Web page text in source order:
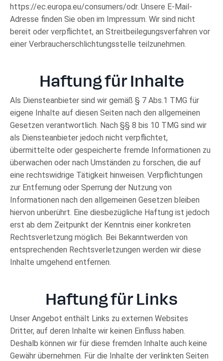
https://ec.europa.eu/consumers/odr. Unsere E-Mail-
Adresse finden Sie oben im Impressum. Wir sind nicht
bereit oder verpflichtet, an Streitbeilegungsverfahren vor
einer Verbraucherschlichtungsstelle teilzunehmen.
Haftung für Inhalte
Als Diensteanbieter sind wir gemäß § 7 Abs.1 TMG für
eigene Inhalte auf diesen Seiten nach den allgemeinen
Gesetzen verantwortlich. Nach §§ 8 bis 10 TMG sind wir
als Diensteanbieter jedoch nicht verpflichtet,
übermittelte oder gespeicherte fremde Informationen zu
überwachen oder nach Umständen zu forschen, die auf
eine rechtswidrige Tätigkeit hinweisen. Verpflichtungen
zur Entfernung oder Sperrung der Nutzung von
Informationen nach den allgemeinen Gesetzen bleiben
hiervon unberührt. Eine diesbezügliche Haftung ist jedoch
erst ab dem Zeitpunkt der Kenntnis einer konkreten
Rechtsverletzung möglich. Bei Bekanntwerden von
entsprechenden Rechtsverletzungen werden wir diese
Inhalte umgehend entfernen.
Haftung für Links
Unser Angebot enthält Links zu externen Websites
Dritter, auf deren Inhalte wir keinen Einfluss haben.
Deshalb können wir für diese fremden Inhalte auch keine
Gewähr übernehmen. Für die Inhalte der verlinkten Seiten